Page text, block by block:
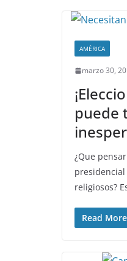
AMÉRICA
marzo 30,
puede
¿Que
religiosos?
Read More